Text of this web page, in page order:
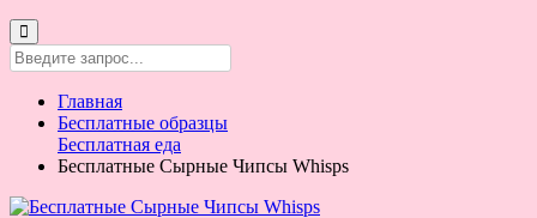
Главная
Бесплатные образцы
Бесплатная еда
Бесплатные Сырные Чипсы Whisps